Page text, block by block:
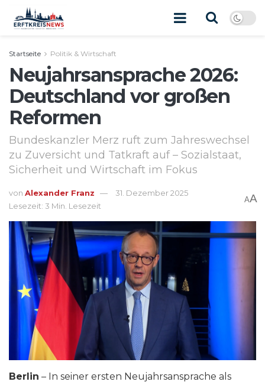
Startseite Politik & Wirtschaft
Neujahrsansprache 2026:
Deutschland vor großen
Reformen
Bundeskanzler Merz ruft zum Jahreswechsel
zu Zuversicht und Tatkraft auf – Sozialstaat,
Sicherheit und Wirtschaft im Fokus
von Alexander Franz
31. Dezember 2025
Lesezeit: 3 Min. Lesezeit
AA
Berlin – In seiner ersten Neujahrsansprache als